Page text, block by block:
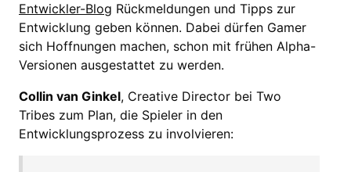
Entwickler-Blog Rückmeldungen und Tipps zur
Entwicklung geben können. Dabei dürfen Gamer
sich Hoffnungen machen, schon mit frühen Alpha-
Versionen ausgestattet zu werden.
Collin van Ginkel, Creative Director bei Two
Tribes zum Plan, die Spieler in den
Entwicklungsprozess zu involvieren: